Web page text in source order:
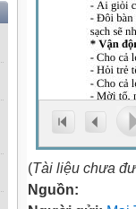
(Tài liệu chưa
Nguồn: